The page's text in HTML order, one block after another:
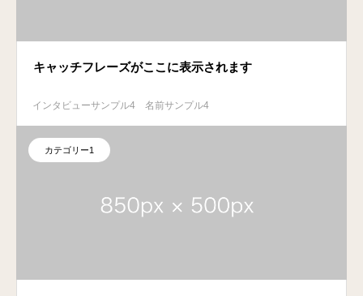
キャッチフレーズがここに表示されます
インタビューサンプル4 名前サンプル4
カテゴリー1